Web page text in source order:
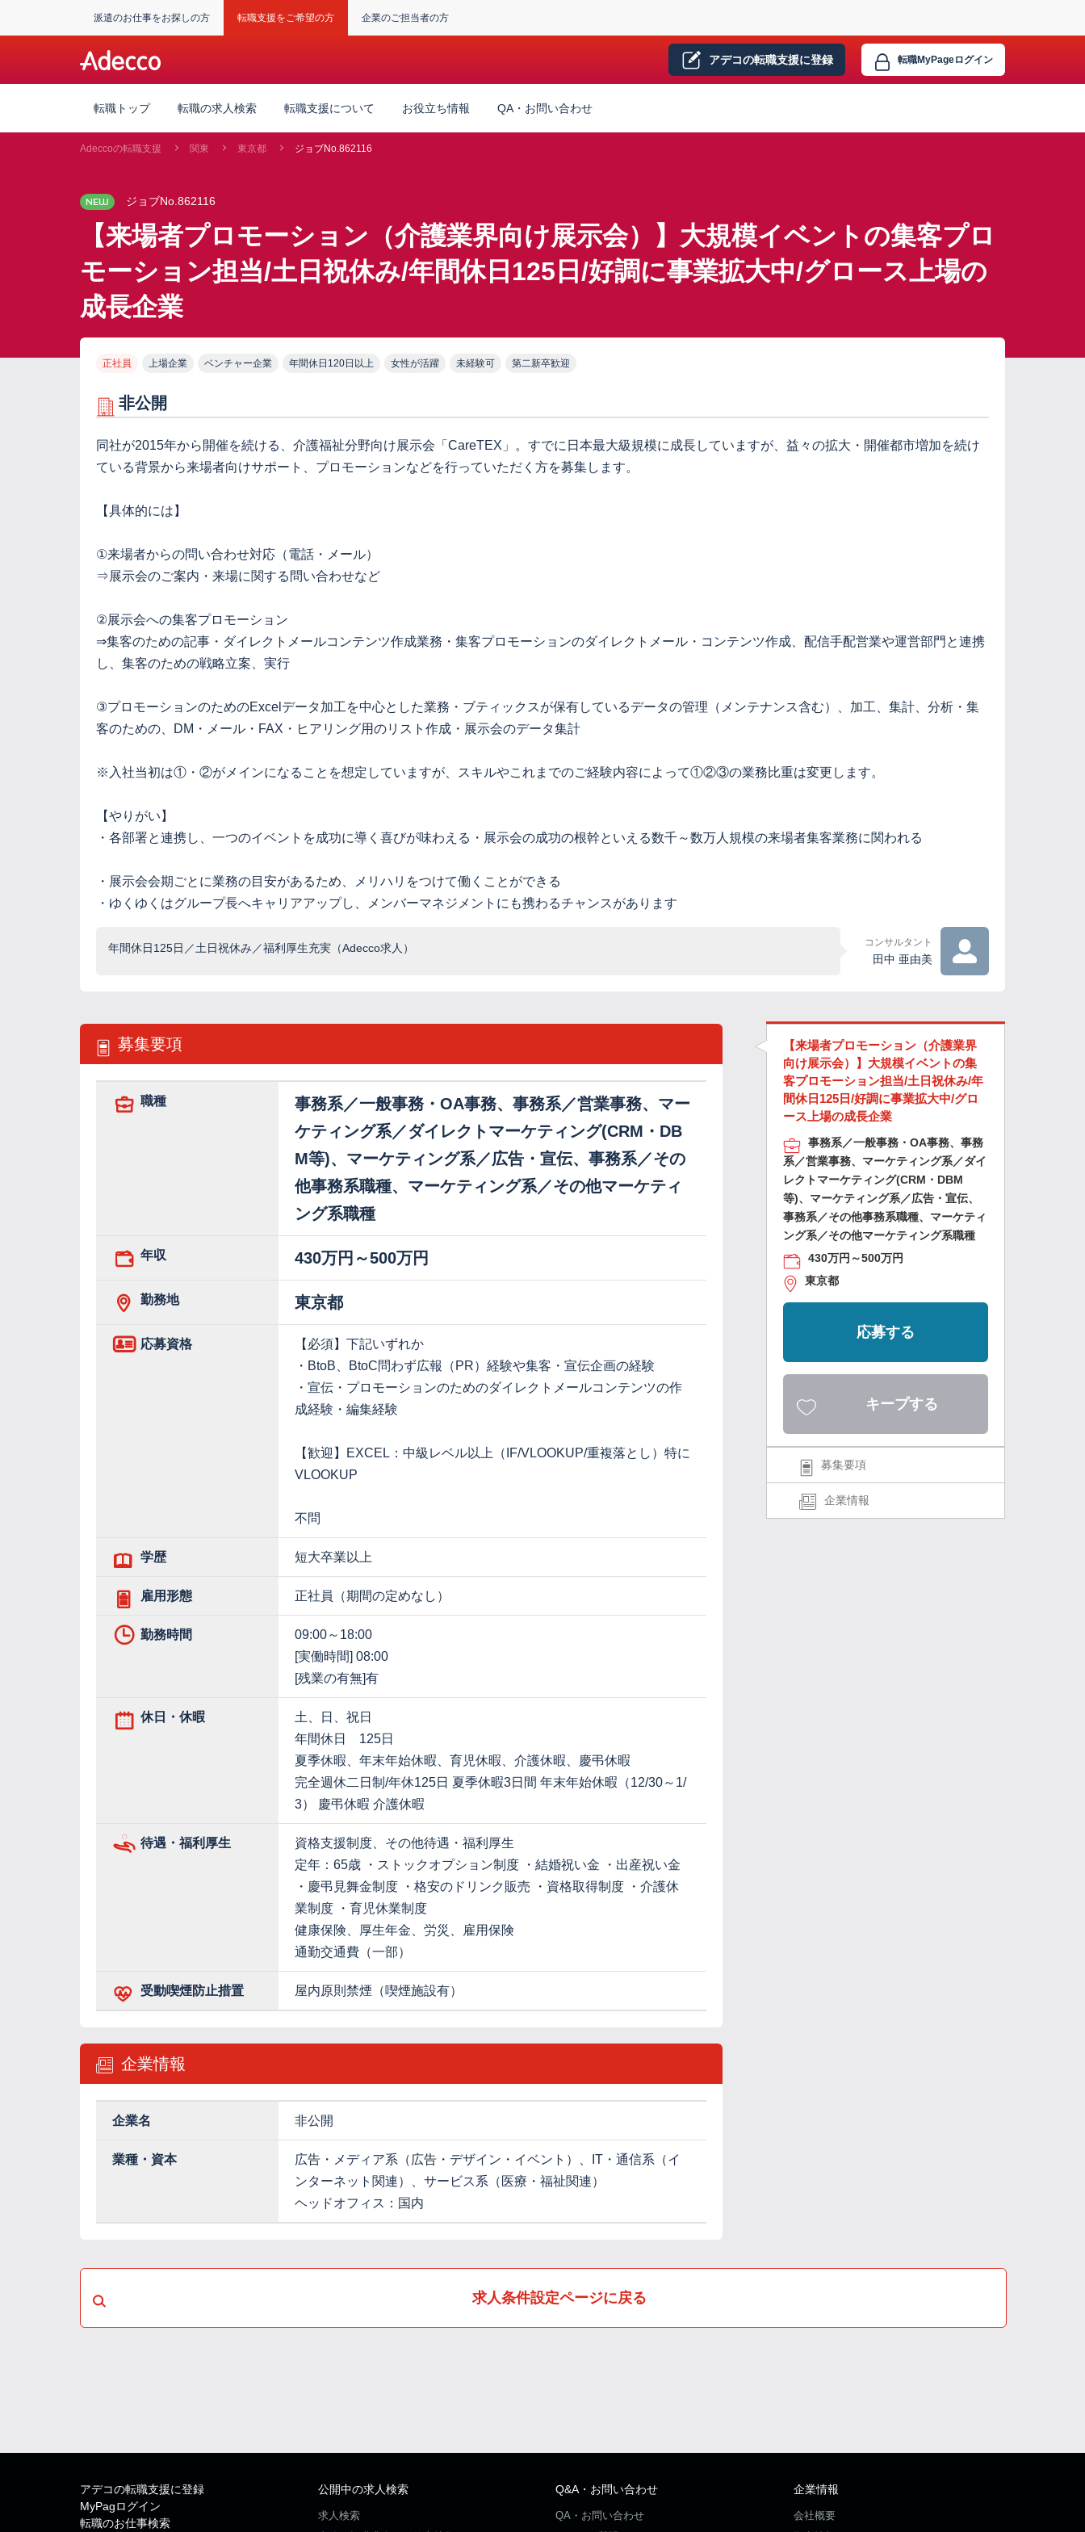
派遣のお仕事をお探しの方 転職支援をご希望の方 企業のご担当者の方
アデコの転職支援に登録 転職MyPageログイン
転職トップ 転職の求人検索 転職支援について お役立ち情報 QA・お問い合わせ
Adeccoの転職支援 関東 東京都 ジョブNo.862116
NEW ジョブNo.862116
【来場者プロモーション（介護業界向け展示会）】大規模イベントの集客プロ
モーション担当/土日祝休み/年間休日125日/好調に事業拡大中/グロース上場の
成長企業
正社員 上場企業 ベンチャー企業 年間休日120日以上 女性が活躍 未経験可 第二新卒歓迎
非公開
同社が2015年から開催を続ける、介護福祉分野向け展示会「CareTEX」。すでに日本最大級規模に成長していますが、益々の拡大・開催都市増加を続け
ている背景から来場者向けサポート、プロモーションなどを行っていただく方を募集します。
【具体的には】
①来場者からの問い合わせ対応（電話・メール）
⇒展示会のご案内・来場に関する問い合わせなど
②展示会への集客プロモーション
⇒集客のための記事・ダイレクトメールコンテンツ作成業務・集客プロモーションのダイレクトメール・コンテンツ作成、配信手配営業や運営部門と連携
し、集客のための戦略立案、実行
③プロモーションのためのExcelデータ加工を中心とした業務・ブティックスが保有しているデータの管理（メンテナンス含む）、加工、集計、分析・集
客のための、DM・メール・FAX・ヒアリング用のリスト作成・展示会のデータ集計
※入社当初は①・②がメインになることを想定していますが、スキルやこれまでのご経験内容によって①②③の業務比重は変更します。
【やりがい】
・各部署と連携し、一つのイベントを成功に導く喜びが味わえる・展示会の成功の根幹といえる数千～数万人規模の来場者集客業務に関われる
・展示会会期ごとに業務の目安があるため、メリハリをつけて働くことができる
・ゆくゆくはグループ長へキャリアアップし、メンバーマネジメントにも携わるチャンスがあります
年間休日125日／土日祝休み／福利厚生充実（Adecco求人） コンサルタント
田中 亜由美
募集要項
職種
事務系／一般事務・OA事務、事務系／営業事務、マー
ケティング系／ダイレクトマーケティング(CRM・DB
M等)、マーケティング系／広告・宣伝、事務系／その
他事務系職種、マーケティング系／その他マーケティ
ング系職種
年収 430万円～500万円
勤務地 東京都
応募資格
【必須】下記いずれか
・BtoB、BtoC問わず広報（PR）経験や集客・宣伝企画の経験
・宣伝・プロモーションのためのダイレクトメールコンテンツの作
成経験・編集経験
【歓迎】EXCEL：中級レベル以上（IF/VLOOKUP/重複落とし）特に
VLOOKUP
不問
学歴 短大卒業以上
雇用形態 正社員（期間の定めなし）
勤務時間
09:00～18:00
[実働時間] 08:00
[残業の有無]有
休日・休暇
土、日、祝日
年間休日 125日
夏季休暇、年末年始休暇、育児休暇、介護休暇、慶弔休暇
完全週休二日制/年休125日 夏季休暇3日間 年末年始休暇（12/30～1/
3） 慶弔休暇 介護休暇
待遇・福利厚生
資格支援制度、その他待遇・福利厚生
定年：65歳 ・ストックオプション制度 ・結婚祝い金 ・出産祝い金
・慶弔見舞金制度 ・格安のドリンク販売 ・資格取得制度 ・介護休
業制度 ・育児休業制度
健康保険、厚生年金、労災、雇用保険
通勤交通費（一部）
受動喫煙防止措置 屋内原則禁煙（喫煙施設有）
企業情報
企業名 非公開
業種・資本
広告・メディア系（広告・デザイン・イベント）、IT・通信系（イ
ンターネット関連）、サービス系（医療・福祉関連）
ヘッドオフィス：国内
【来場者プロモーション（介護業界
向け展示会）】大規模イベントの集
客プロモーション担当/土日祝休み/年
間休日125日/好調に事業拡大中/グロ
ース上場の成長企業
事務系／一般事務・OA事務、事務
系／営業事務、マーケティング系／ダイ
レクトマーケティング(CRM・DBM
等)、マーケティング系／広告・宣伝、
事務系／その他事務系職種、マーケティ
ング系／その他マーケティング系職種
430万円～500万円
東京都
応募する
キープする
募集要項
企業情報
求人条件設定ページに戻る
アデコの転職支援に登録
MyPagログイン
転職のお仕事検索
公開中の求人検索
求人検索
Q&A・お問い合わせ
QA・お問い合わせ
企業情報
会社概要